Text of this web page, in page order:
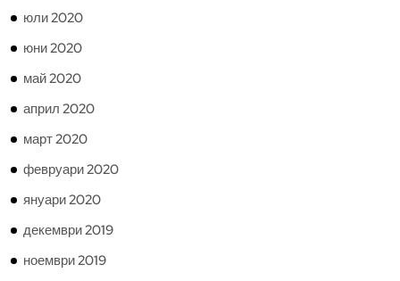
юли 2020
юни 2020
май 2020
април 2020
март 2020
февруари 2020
януари 2020
декември 2019
ноември 2019